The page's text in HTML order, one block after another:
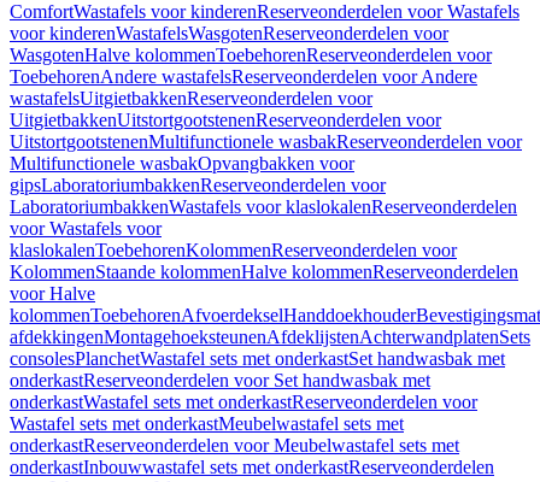
ComfortWastafels voor kinderenReserveonderdelen voor Wastafels
voor kinderenWastafelsWasgotenReserveonderdelen voor
WasgotenHalve kolommenToebehorenReserveonderdelen voor
ToebehorenAndere wastafelsReserveonderdelen voor Andere
wastafelsUitgietbakkenReserveonderdelen voor
UitgietbakkenUitstortgootstenenReserveonderdelen voor
UitstortgootstenenMultifunctionele wasbakReserveonderdelen voor
Multifunctionele wasbakOpvangbakken voor
gipsLaboratoriumbakkenReserveonderdelen voor
LaboratoriumbakkenWastafels voor klaslokalenReserveonderdelen
voor Wastafels voor
klaslokalenToebehorenKolommenReserveonderdelen voor
KolommenStaande kolommenHalve kolommenReserveonderdelen
voor Halve
kolommenToebehorenAfvoerdekselHanddoekhouder
afdekkingenMontagehoeksteunenAfdeklijstenAchterwandplatenSets
consolesPlanchetWastafel sets met onderkastSet handwasbak met
onderkastReserveonderdelen voor Set handwasbak met
onderkastWastafel sets met onderkastReserveonderdelen voor
Wastafel sets met onderkastMeubelwastafel sets met
onderkastReserveonderdelen voor Meubelwastafel sets met
onderkastInbouwwastafel sets met onderkastReserveonderdelen